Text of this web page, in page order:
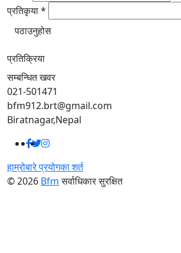
प्रतिकृया *
पठाउनुहोस
प्रतिक्रिया
सम्बन्धित खवर
021-501471
bfm912.brt@gmail.com
Biratnagar,Nepal
हाम्रोबारेप्रयोगका शर्त
© 2026 Bfmसर्वाधिकार सुरक्षित